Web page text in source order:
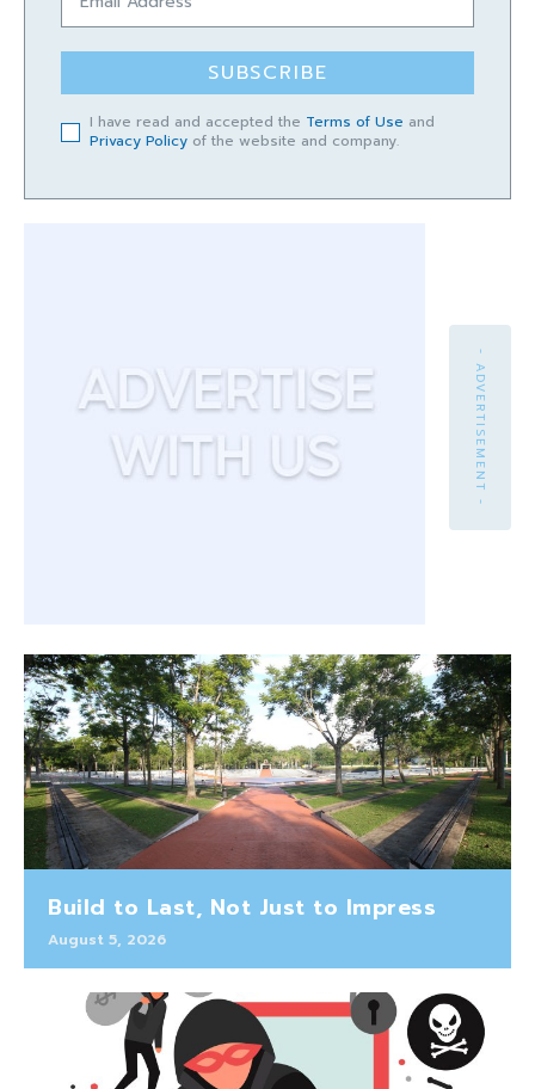
SUBSCRIBE
I have read and accepted the Terms of Use and
Privacy Policy of the website and company.
- ADVERTISEMENT -
Build to Last, Not Just to Impress
August 5, 2026